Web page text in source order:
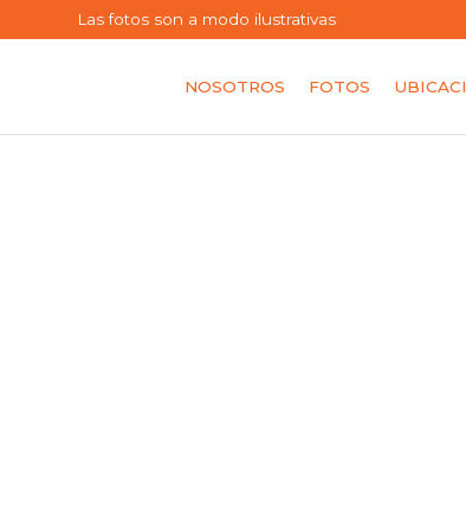
Las fotos son a modo ilustrativas
NOSOTROS FOTOS